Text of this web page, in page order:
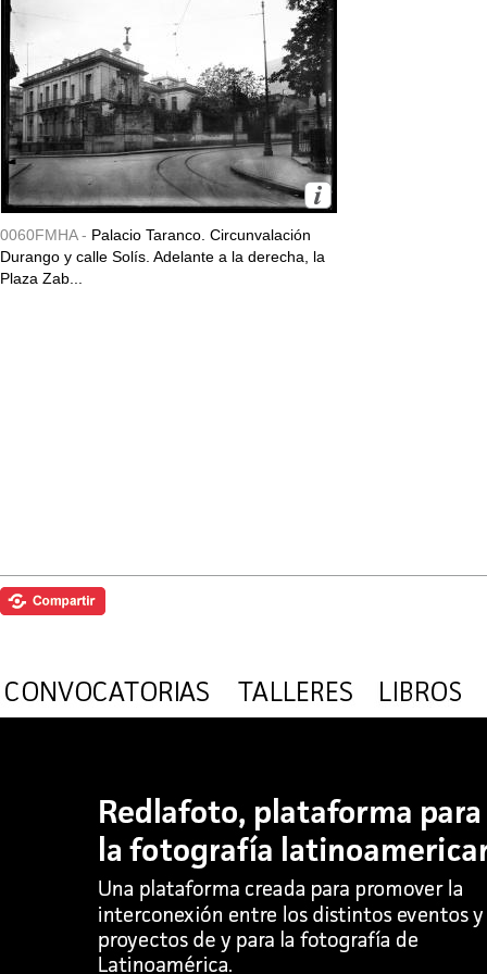
0060FMHA - Palacio Taranco. Circunvalación
Durango y calle Solís. Adelante a la derecha, la
Plaza Zab...